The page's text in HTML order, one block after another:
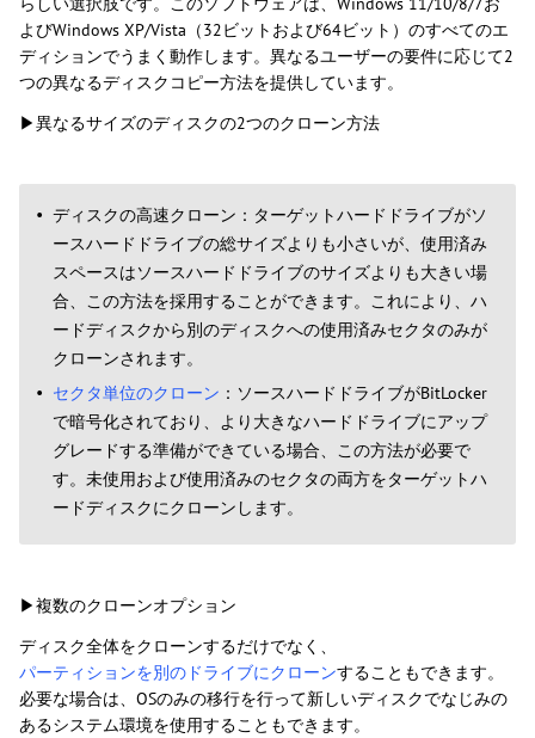
よびWindows XP/Vista（32ビットおよび64ビット）のすべてのエ
ディションでうまく動作します。異なるユーザーの要件に応じて2
つの異なるディスクコピー方法を提供しています。
▶異なるサイズのディスクの2つのクローン方法
ディスクの高速クローン：ターゲットハードドライブがソ
ースハードドライブの総サイズよりも小さいが、使用済み
スペースはソースハードドライブのサイズよりも大きい場
合、この方法を採用することができます。これにより、ハ
ードディスクから別のディスクへの使用済みセクタのみが
クローンされます。
セクタ単位のクローン ：ソースハードドライブがBitLocker
で暗号化されており、より大きなハードドライブにアップ
グレードする準備ができている場合、この方法が必要で
す。未使用および使用済みのセクタの両方をターゲットハ
ードディスクにクローンします。
▶複数のクローンオプション
ディスク全体をクローンするだけでなく、
パーティションを別のドライブにクローンすることもできます。
必要な場合は、OSのみの移行を行って新しいディスクでなじみの
あるシステム環境を使用することもできます。